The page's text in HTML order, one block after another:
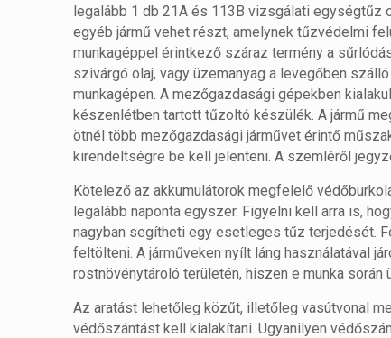
legalább 1 db 21A és 113B vizsgálati egységtűz
egyéb jármű vehet részt, amelynek tűzvédelmi
munkagéppel érintkező száraz termény a
szivárgó olaj, vagy üzemanyag a levegőben
munkagépen. A mezőgazdasági gépekben
készenlétben tartott tűzoltó készülék. A jármű
ötnél több mezőgazdasági járművet érintő
kirendeltségre be kell jelenteni. A szemléről
Kötelező az akkumulátorok megfelelő
legalább naponta egyszer. Figyelni kell arra is,
nagyban segítheti egy esetleges tűz terjedését.
feltölteni. A járműveken nyílt láng használatával
rostnövénytároló területén, hiszen e munka
Az aratást lehetőleg közűt, illetőleg vasútvonal
védőszántást kell kialakítani. Ugyanilyen